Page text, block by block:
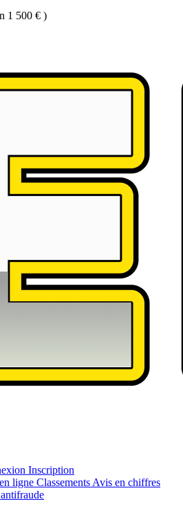
1 500 € )
Inscription
ligne Classements Avis en chiffres